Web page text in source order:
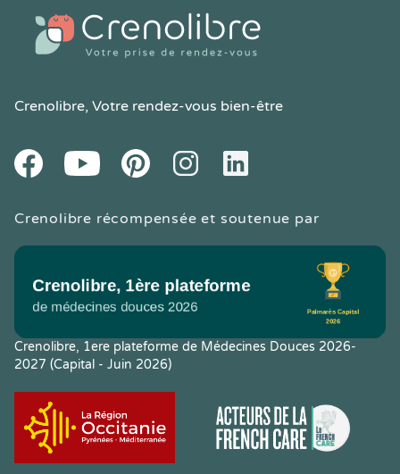
Crenolibre, Votre rendez-vous bien-être
FacebookYoutube PinteresetInstagramLinkedIn
Crenolibre récompensée et soutenue par
Crenolibre, 1ere plateforme de Médecines Douces 2026-
2027 (Capital - Juin 2026)